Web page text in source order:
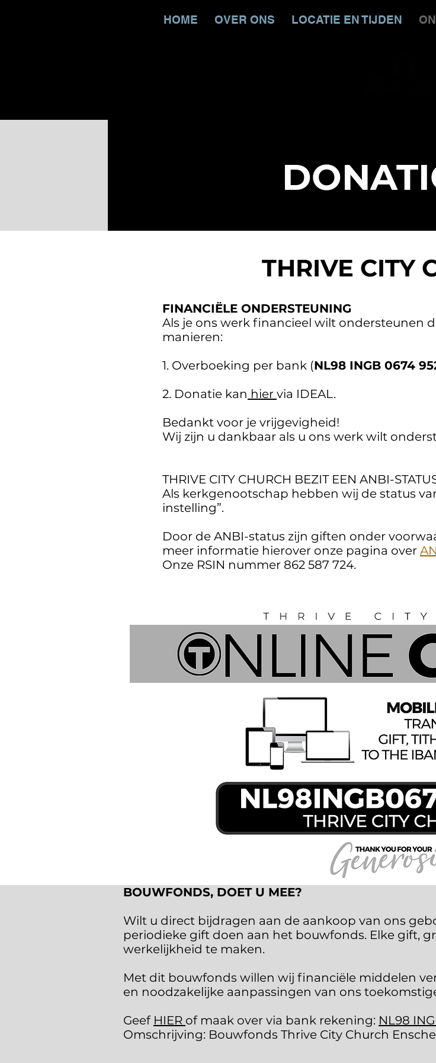
HOME OVER ONS LOCATIE EN TIJDEN
THRIVE CITY
FINANCIËLE ONDERSTEUNING
Als je ons werk financieel wilt ondersteunen
manieren:
1. Overboeking per bank (NL98 INGB 0674
2. Donatie kan hier via IDEAL.
Bedankt voor je vrijgevigheid!
Wij zijn u dankbaar als u ons werk wilt
THRIVE CITY CHURCH BEZIT EEN ANBI-
Als kerkgenootschap hebben wij de status
instelling”.
Door de ANBI-status zijn giften onder
meer informatie hierover onze pagina over
Onze RSIN nummer 862 587 724.
BOUWFONDS, DOET U MEE?
Wilt u direct bijdragen aan de aankoop van ons
periodieke gift doen aan het bouwfonds. Elke gift,
werkelijkheid te maken.
Met dit bouwfonds willen wij financiële middelen
en noodzakelijke aanpassingen van ons
Geef HIER of maak over via bank rekening: NL98
Omschrijving: Bouwfonds Thrive City Church